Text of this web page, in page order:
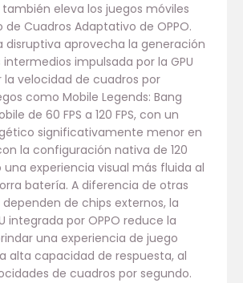
también eleva los juegos móviles
de Cuadros Adaptativo de OPPO.
disruptiva aprovecha la generación
impulsada por la GPU
velocidad de cuadros por
como Mobile Legends: Bang
de 60 FPS a 120 FPS, con un
significativamente menor en
la configuración nativa de 120
una experiencia visual más fluida al
batería. A diferencia de otras
de chips externos, la
integrada por OPPO reduce la
una experiencia de juego
alta capacidad de respuesta, al
de cuadros por segundo.